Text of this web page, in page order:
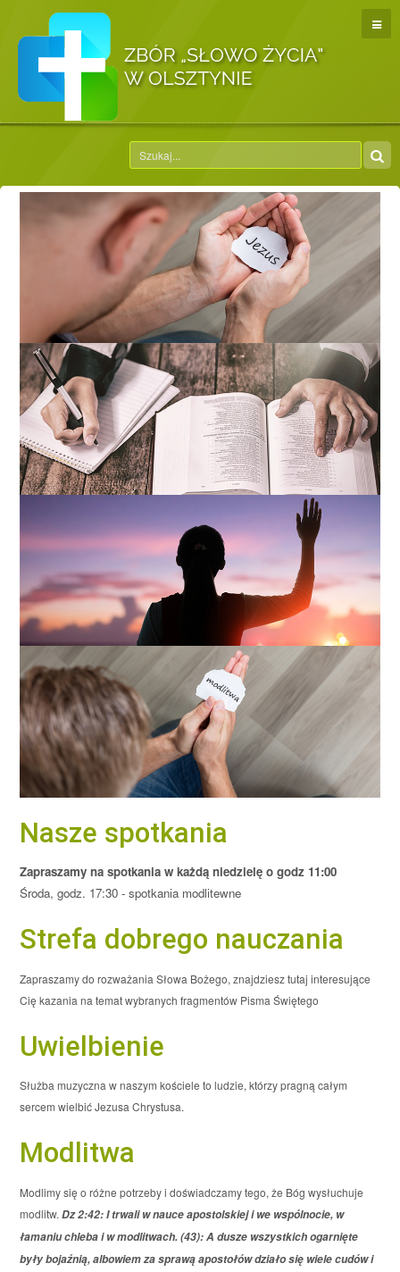
Nasze spotkania
Zapraszamy na spotkania w każdą niedzielę o godz 11:00
Środa, godz. 17:30 - spotkania modlitewne
Strefa dobrego nauczania
Zapraszamy do rozważania Słowa Bożego, znajdziesz tutaj interesujące
Cię kazania na temat wybranych fragmentów Pisma Świętego
Uwielbienie
Służba muzyczna w naszym kościele to ludzie, którzy pragną całym
sercem wielbić Jezusa Chrystusa.
Modlitwa
Modlimy się o różne potrzeby i doświadczamy tego, że Bóg wysłuchuje
modlitw. Dz 2:42: I trwali w nauce apostolskiej i we wspólnocie, w
łamaniu chleba i w modlitwach. (43): A dusze wszystkich ogarnięte
były bojaźnią, albowiem za sprawą apostołów działo się wiele cudów i